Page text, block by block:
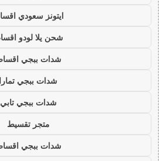
ايتونز سعودي
شحن يلا لودو
شدات ببجي
شدات ببجي تمارا
شدات ببجي تابي
متجر تقسيط
شدات ببجي